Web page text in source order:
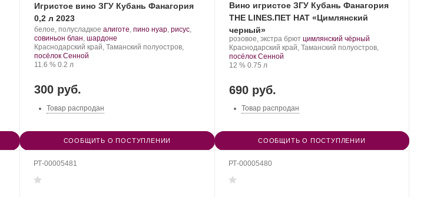
Игристое вино ЗГУ Кубань Фанагория
0,2 л 2023
Производитель:
Фанагория.
белое, полусладкое .
Сорт
винограда:
алиготе ,пино нуар ,рисус
совиньон блан ,шардоне
Регион:
Краснодарский край, Таманский полуостров,
посёлок Сенной
Крепость
11.6 %. Объем
0.2 л
300 руб.
Товар распродан
СООБЩИТЬ О ПОСТУПЛЕНИИ
Вино игристое ЗГУ Кубань Фанагория
THE LINES.ПЕТ НАТ «Цимлянский
черный»
Производитель:
Фанагория.
розовое, экстра брют .
Сорт
цимлянский чёрный.
Регион:
Краснодарский край, Таманский полуостров,
посёлок Сенной
Крепость
12 %. Объем
0.75 л
690 руб.
Товар распродан
СООБЩИТЬ О ПОСТУПЛЕНИИ
РТ-00005481 РТ-00005480